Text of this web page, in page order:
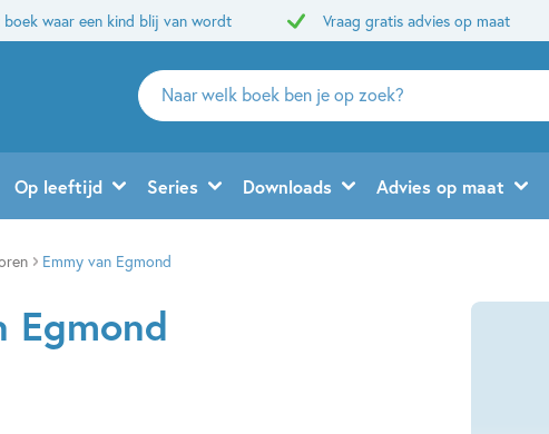
boek waar een kind blij van wordt Vraag gratis advies op maat
Zoeken
naar
en
uitgevers
Op leeftijd Series Downloads Advies op maat
Emmy van Egmond
Egmond